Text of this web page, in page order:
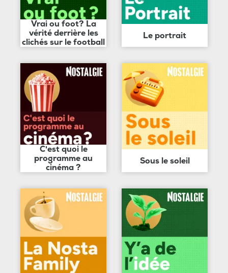
Vrai ou foot? La
vérité derrière les
clichés sur le football
Le portrait
C'est quoi le
programme au
cinéma ?
Sous le soleil